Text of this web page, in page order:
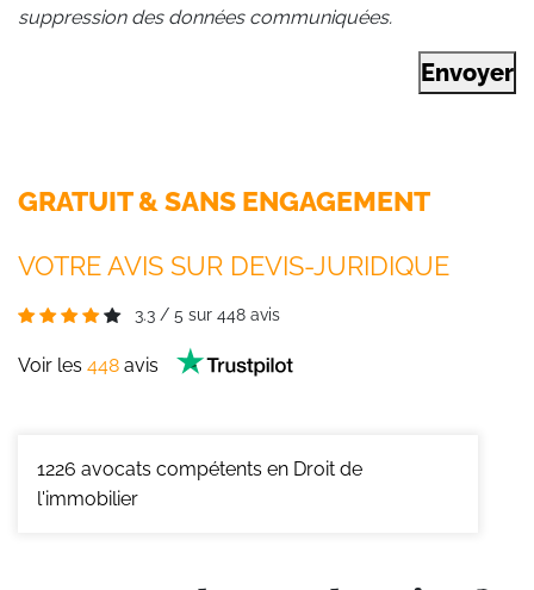
suppression des données communiquées.
Envoyer
GRATUIT & SANS ENGAGEMENT
VOTRE AVIS SUR DEVIS-JURIDIQUE
3.3 / 5 sur 448 avis
Voir les 448 avis
1226 avocats compétents en Droit de
l'immobilier